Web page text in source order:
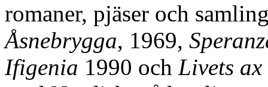
romaner, pjäser och
Åsnebrygga, 1969,
Ifigenia 1990 och Livets ax